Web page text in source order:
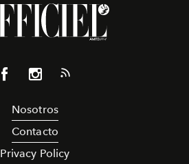
Nosotros
Contacto
Privacy Policy